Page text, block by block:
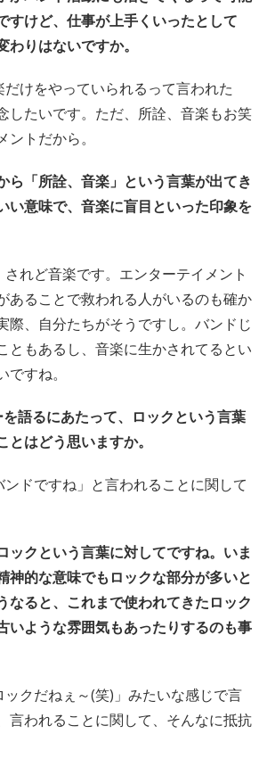
すけど、仕事が上手くいったとして
わりはないですか。
けをやっていられるって言われた
したいです。ただ、所詮、音楽もお笑
トだから。
ら「所詮、音楽」という言葉が出てき
い意味で、音楽に盲目といった印象を
れど音楽です。エンターテイメント
あることで救われる人がいるのも確か
際、自分たちがそうですし。バンドじ
ともあるし、音楽に生かされてるとい
すね。
語るにあたって、ロックという言葉
はどう思いますか。
ンドですね」と言われることに関して
ックという言葉に対してですね。いま
神的な意味でもロックな部分が多いと
なると、これまで使われてきたロック
いような雰囲気もあったりするのも事
ックだねぇ～(笑)」みたいな感じで言
言われることに関して、そんなに抵抗